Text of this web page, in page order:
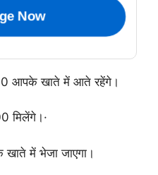
Now
आपके खाते में आते रहेंगे।
मिलेंगे।·
खाते में भेजा जाएगा।